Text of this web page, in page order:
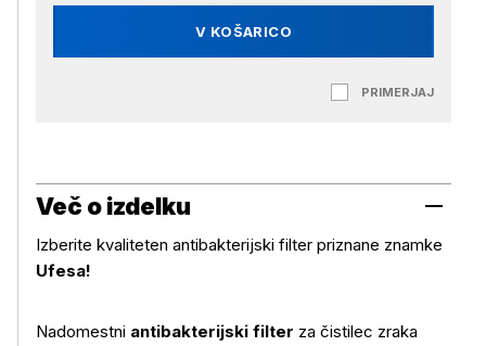
V KOŠARICO
PRIMERJAJ
Več o izdelku
Izberite kvaliteten antibakterijski filter priznane znamke
Ufesa!
Nadomestni antibakterijski filter za čistilec zraka